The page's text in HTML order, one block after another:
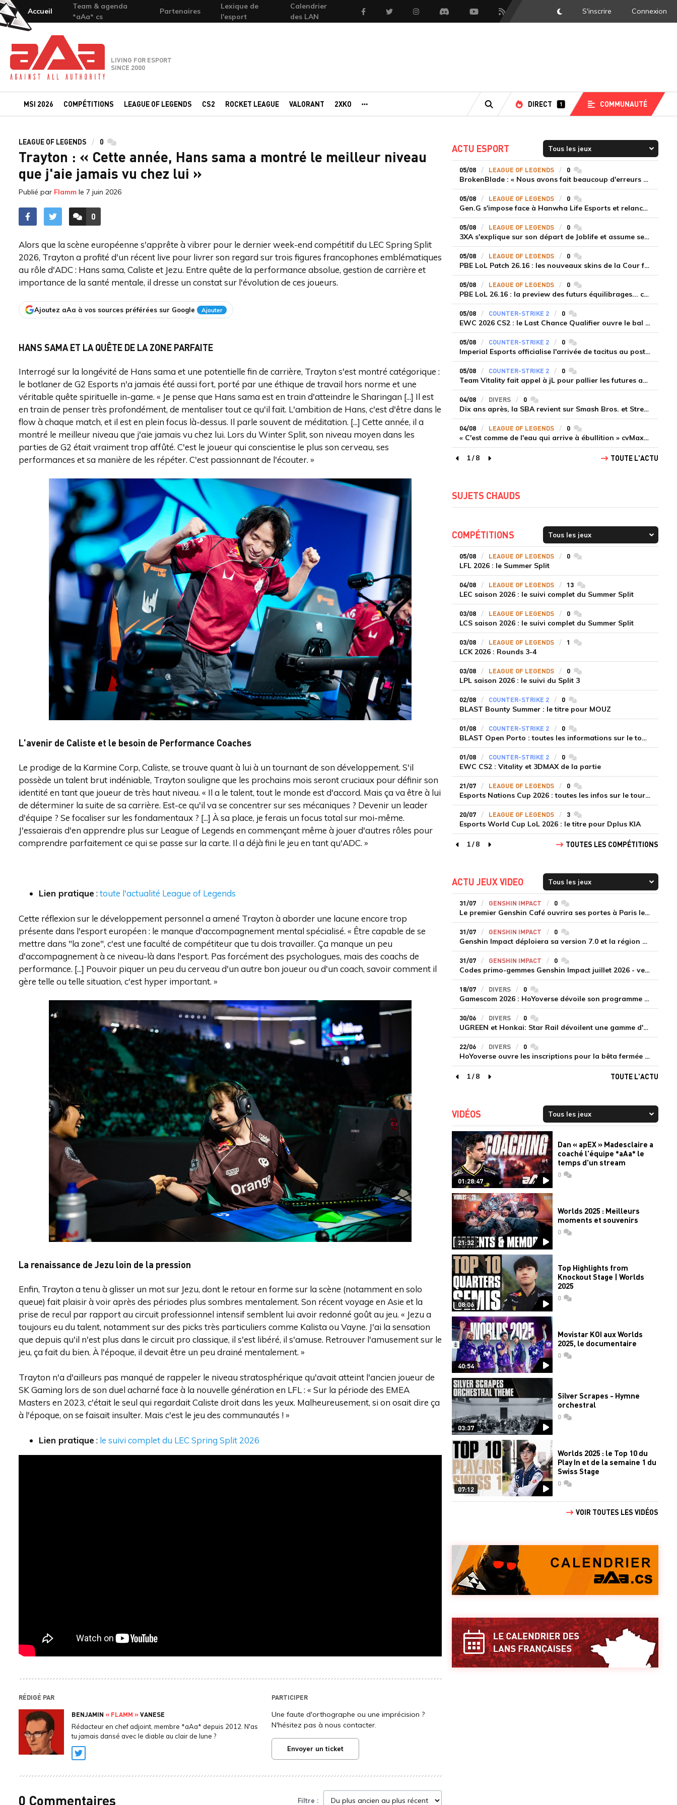
Accueil
Team & agenda
*aAa* cs
Partenaires
Lexique de
l'esport
Calendrier
des LAN
FacebookTwitter InstagramDiscord YoutubeFlux RSS DarkMode
S'inscrire Connexion
Team-aAa - against All authority
LIVING FOR ESPORT
SINCE 2000
MSI 2026 COMPÉTITIONS LEAGUE OF LEGENDS CS2 ROCKET LEAGUE VALORANT 2XKO
RECHERCHE
DIRECT 1 COMMUNAUTÉ
LEAGUE OF LEGENDS 0 commentaires
Trayton : « Cette année, Hans sama a montré le meilleur niveau
que j'aie jamais vu chez lui »
Publié par Flamm le 7 juin 2026
ACCÉDER AUX
0
COMMENTAIRES
Alors que la scène européenne s'apprête à vibrer pour le dernier week-end compétitif du LEC Spring Split
2026, Trayton a profité d'un récent live pour livrer son regard sur trois figures francophones emblématiques
au rôle d'ADC : Hans sama, Caliste et Jezu. Entre quête de la performance absolue, gestion de carrière et
importance de la santé mentale, il dresse un constat sur l'évolution de ces joueurs.
Ajoutez aAa à vos sources préférées sur Google Ajouter
HANS SAMA ET LA QUÊTE DE LA ZONE PARFAITE
Interrogé sur la longévité de Hans sama et une potentielle fin de carrière, Trayton s'est montré catégorique :
le botlaner de G2 Esports n'a jamais été aussi fort, porté par une éthique de travail hors norme et une
véritable quête spirituelle in-game. « Je pense que Hans sama est en train d'atteindre le Sharingan [...] Il est
en train de penser très profondément, de mentaliser tout ce qu'il fait. L'ambition de Hans, c'est d'être dans le
flow à chaque match, et il est en plein focus là-dessus. Il parle souvent de méditation. [...] Cette année, il a
montré le meilleur niveau que j'aie jamais vu chez lui. Lors du Winter Split, son niveau moyen dans les
parties de G2 était vraiment trop affûté. C'est le joueur qui conscientise le plus son cerveau, ses
performances et sa manière de les répéter. C'est passionnant de l'écouter. »
L'avenir de Caliste et le besoin de Performance Coaches
Le prodige de la Karmine Corp, Caliste, se trouve quant à lui à un tournant de son développement. S'il
possède un talent brut indéniable, Trayton souligne que les prochains mois seront cruciaux pour définir son
identité en tant que joueur de très haut niveau. « Il a le talent, tout le monde est d'accord. Mais ça va être à lui
de déterminer la suite de sa carrière. Est-ce qu'il va se concentrer sur ses mécaniques ? Devenir un leader
d'équipe ? Se focaliser sur les fondamentaux ? [...] À sa place, je ferais un focus total sur moi-même.
J'essaierais d'en apprendre plus sur League of Legends en commençant même à jouer d'autres rôles pour
comprendre parfaitement ce qui se passe sur la carte. Il a déjà fini le jeu en tant qu'ADC. »
Lien pratique:toute l'actualité League of Legends
Cette réflexion sur le développement personnel a amené Trayton à aborder une lacune encore trop
présente dans l'esport européen : le manque d'accompagnement mental spécialisé. « Être capable de se
mettre dans "la zone", c'est une faculté de compétiteur que tu dois travailler. Ça manque un peu
d'accompagnement à ce niveau-là dans l'esport. Pas forcément des psychologues, mais des coachs de
performance. [...] Pouvoir piquer un peu du cerveau d'un autre bon joueur ou d'un coach, savoir comment il
gère telle ou telle situation, c'est hyper important. »
La renaissance de Jezu loin de la pression
Enfin, Trayton a tenu à glisser un mot sur Jezu, dont le retour en forme sur la scène (notamment en solo
queue) fait plaisir à voir après des périodes plus sombres mentalement. Son récent voyage en Asie et la
prise de recul par rapport au circuit professionnel intensif semblent lui avoir redonné goût au jeu. « Jezu a
toujours eu du talent, notamment sur des picks très particuliers comme Kalista ou Vayne. J'ai la sensation
que depuis qu'il n'est plus dans le circuit pro classique, il s'est libéré, il s'amuse. Retrouver l'amusement sur le
jeu, ça fait du bien. À l'époque, il devait être un peu drainé mentalement. »
Trayton n'a d'ailleurs pas manqué de rappeler le niveau stratosphérique qu'avait atteint l'ancien joueur de
SK Gaming lors de son duel acharné face à la nouvelle génération en LFL : « Sur la période des EMEA
Masters en 2023, c'était le seul qui regardait Caliste droit dans les yeux. Malheureusement, si on osait dire ça
à l'époque, on se faisait insulter. Mais c'est le jeu des communautés ! »
Lien pratique: le suivi complet du LEC Spring Split 2026
RÉDIGÉ PAR
BENJAMIN « FLAMM »VANESE
Rédacteur en chef adjoint, membre *aAa* depuis 2012. N'as
tu jamais dansé avec le diable au clair de lune ?
Twitter
PARTICIPER
Une faute d'orthographe ou une imprécision ?
N'hésitez pas à nous contacter.
Envoyer un ticket
0 Commentaires Filtre :
ACTU ESPORT
05/08 LEAGUE OF LEGENDS 0commentaires
BrokenBlade : « Nous avons fait beaucoup d'erreurs bêtes, mais une victoire reste une victoire et c'est une chose dont on peut se réjouir »
05/08 LEAGUE OF LEGENDS 0commentaires
Gen.G s'impose face à Hanwha Life Esports et relance sa dynamique en LCK
05/08 LEAGUE OF LEGENDS 0commentaires
3XA s'explique sur son départ de Joblife et assume ses torts
05/08 LEAGUE OF LEGENDS 0commentaires
PBE LoL Patch 26.16 : les nouveaux skins de la Cour féérique
05/08 LEAGUE OF LEGENDS 0commentaires
PBE LoL 26.16 : la preview des futurs équilibrages... coup d'arrêt pour les supports roamers
05/08 COUNTER-STRIKE 2 0commentaires
EWC 2026 CS2 : le Last Chance Qualifier ouvre le bal à Paris du 7 au 9 août
05/08 COUNTER-STRIKE 2 0commentaires
Imperial Esports officialise l'arrivée de tacitus au poste d'entraîneur
05/08 COUNTER-STRIKE 2 0commentaires
Team Vitality fait appel à jL pour pallier les futures absences d'apEX et mezii
04/08 DIVERS 0commentaires
Dix ans après, la SBA revient sur Smash Bros. et Street Fighter
04/08 LEAGUE OF LEGENDS 0commentaires
« C'est comme de l'eau qui arrive à ébullition » cvMax décrypte la montée en puissance de Dplus KIA
page précédente
1/8
page suivante
TOUTE L'ACTU
SUJETS CHAUDS
COMPÉTITIONS
05/08 LEAGUE OF LEGENDS 0commentaires
LFL 2026 : le Summer Split
04/08 LEAGUE OF LEGENDS 13commentaires
LEC saison 2026 : le suivi complet du Summer Split
03/08 LEAGUE OF LEGENDS 0commentaires
LCS saison 2026 : le suivi complet du Summer Split
03/08 LEAGUE OF LEGENDS 1 commentaires
LCK 2026 : Rounds 3-4
03/08 LEAGUE OF LEGENDS 0commentaires
LPL saison 2026 : le suivi du Split 3
02/08 COUNTER-STRIKE 2 0commentaires
BLAST Bounty Summer : le titre pour MOUZ
01/08 COUNTER-STRIKE 2 0commentaires
BLAST Open Porto : toutes les informations sur le tournoi
01/08 COUNTER-STRIKE 2 0commentaires
EWC CS2 : Vitality et 3DMAX de la partie
21/07 LEAGUE OF LEGENDS 0commentaires
Esports Nations Cup 2026 : toutes les infos sur le tournoi
20/07 LEAGUE OF LEGENDS 3commentaires
Esports World Cup LoL 2026 : le titre pour Dplus KIA
page précédente
1/8
page suivante
TOUTES LES COMPÉTITIONS
ACTU JEUX VIDEO
31/07 GENSHIN IMPACT 0commentaires
Le premier Genshin Café ouvrira ses portes à Paris le 14 août
31/07 GENSHIN IMPACT 0commentaires
Genshin Impact déploiera sa version 7.0 et la région de Snezhnaya le 12 août
31/07 GENSHIN IMPACT 0commentaires
Codes primo-gemmes Genshin Impact juillet 2026 - version 7.0
18/07 DIVERS 0commentaires
Gamescom 2026 : HoYoverse dévoile son programme et présente deux nouveaux jeux inédits
30/06 DIVERS 0commentaires
UGREEN et Honkai: Star Rail dévoilent une gamme d'accessoires de recharge en édition limitée
22/06 DIVERS 0commentaires
HoYoverse ouvre les inscriptions pour la bêta fermée de Honkai : Nexus Anima
page précédente
1/8
page suivante
TOUTE L'ACTU
VIDÉOS
01:28:47
Dan « apEX » Madesclaire a
coaché l'équipe *aAa* le
temps d'un stream
0commentaires
21:32
Worlds 2025 : Meilleurs
moments et souvenirs
0commentaires
08:06
Top Highlights from
Knockout Stage | Worlds
2025
0commentaires
40:54
Movistar KOI aux Worlds
2025, le documentaire
0commentaires
03:37
Silver Scrapes - Hymne
orchestral
0commentaires
07:12
Worlds 2025 : le Top 10 du
Play In et de la semaine 1 du
Swiss Stage
0commentaires
VOIR TOUTES LES VIDÉOS